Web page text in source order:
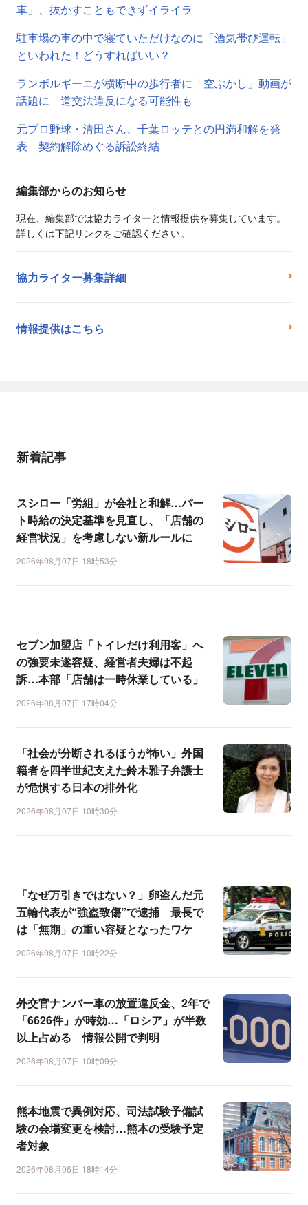
車」、抜かすこともできずイライラ
駐車場の車の中で寝ていただけなのに「酒気帯び運転」
といわれた！どうすればいい？
ランボルギーニが横断中の歩行者に「空ぶかし」動画が
話題に 道交法違反になる可能性も
元プロ野球・清田さん、千葉ロッテとの円満和解を発
表 契約解除めぐる訴訟終結
編集部からのお知らせ
現在、編集部では協力ライターと情報提供を募集しています。
詳しくは下記リンクをご確認ください。
協力ライター募集詳細
情報提供はこちら
新着記事
スシロー「労組」が会社と和解…パー
ト時給の決定基準を見直し、「店舗の
経営状況」を考慮しない新ルールに
2026年08月07日 18時53分
セブン加盟店「トイレだけ利用客」へ
の強要未遂容疑、経営者夫婦は不起
訴…本部「店舗は一時休業している」
2026年08月07日 17時04分
「社会が分断されるほうが怖い」外国
籍者を四半世紀支えた鈴木雅子弁護士
が危惧する日本の排外化
2026年08月07日 10時30分
「なぜ万引きではない？」卵盗んだ元
五輪代表が“強盗致傷”で逮捕 最長で
は「無期」の重い容疑となったワケ
2026年08月07日 10時22分
外交官ナンバー車の放置違反金、2年で
「6626件」が時効…「ロシア」が半数
以上占める 情報公開で判明
2026年08月07日 10時09分
熊本地震で異例対応、司法試験予備試
験の会場変更を検討…熊本の受験予定
者対象
2026年08月06日 18時14分